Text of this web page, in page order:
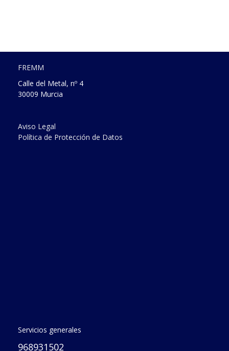
FREMM
Calle del Metal, nº 4
30009 Murcia
Aviso Legal
Política de Protección de Datos
Servicios generales
968931502